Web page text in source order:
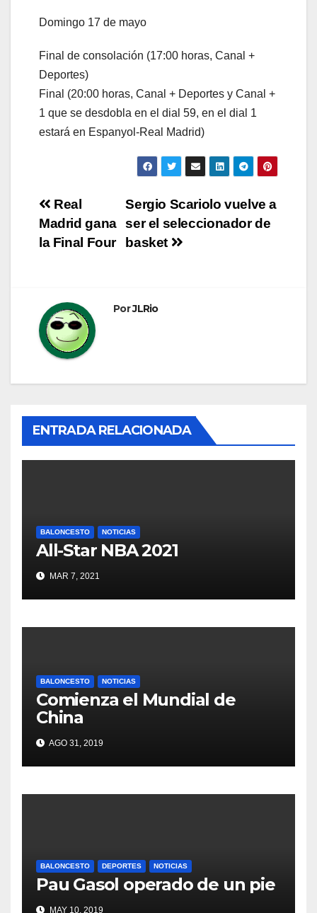
Domingo 17 de mayo
Final de consolación (17:00 horas, Canal +
Deportes)
Final (20:00 horas, Canal + Deportes y Canal +
1 que se desdobla en el dial 59, en el dial 1
estará en Espanyol-Real Madrid)
Navegación
de
Sergio Scariolo vuelve a
ser el seleccionador de
basket
Real
Madrid gana
la Final Four
PorJLRio
ENTRADA RELACIONADA
BALONCESTO NOTICIAS
All-Star NBA 2021
MAR 7, 2021
BALONCESTO NOTICIAS
Comienza el Mundial de
China
AGO 31, 2019
BALONCESTO DEPORTES NOTICIAS
Pau Gasol operado de un pie
MAY 10, 2019